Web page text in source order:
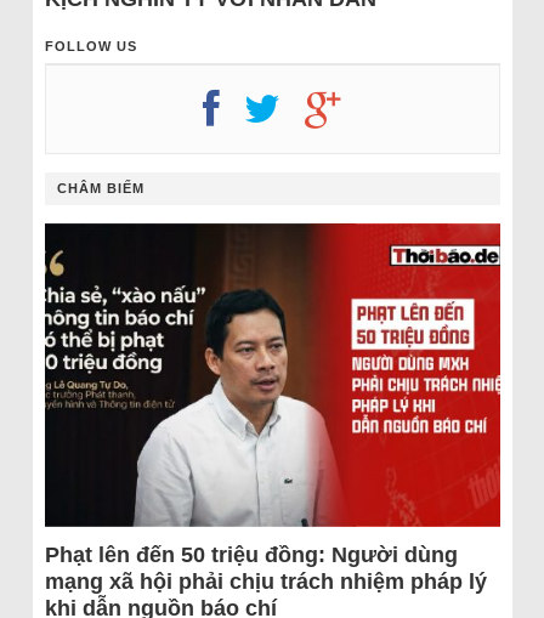
FOLLOW US
CHÂM BIẾM
Phạt lên đến 50 triệu đồng: Người dùng
mạng xã hội phải chịu trách nhiệm pháp lý
khi dẫn nguồn báo chí